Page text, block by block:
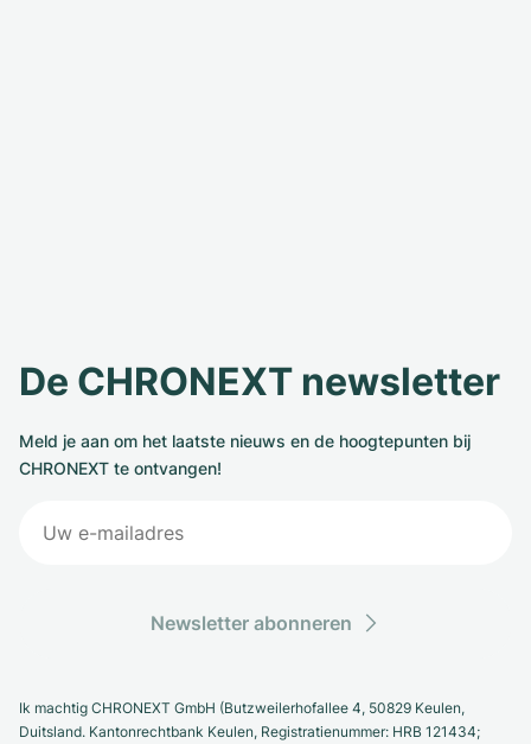
De CHRONEXT newsletter
Meld je aan om het laatste nieuws en de hoogtepunten bij
CHRONEXT te ontvangen!
Newsletter abonneren
Ik machtig CHRONEXT GmbH (Butzweilerhofallee 4, 50829 Keulen,
Duitsland. Kantonrechtbank Keulen, Registratienummer: HRB 121434;